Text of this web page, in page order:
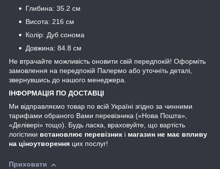
Глибина: 35.2 см
Висота: 216 см
Колір: Дуб сонома
Довжина: 84.8 см
Не втрачайте можливість оновити свій передпокій! Оформіть
замовлення на передпокій Палермо або уточніть деталі,
звернувшись до нашого менеджера.
ІНФОРМАЦІЯ ПО ДОСТАВЦІ
Ми відправляємо товар по всій Україні згідно за чинними
тарифами обраного Вами перевізника («Нова Пошта»,
«Делівері» тощо). Будь ласка, враховуйте, що вартість
логістики встановлює перевізник і магазин не має впливу
на ціноутворення цих послуг!
Приховати